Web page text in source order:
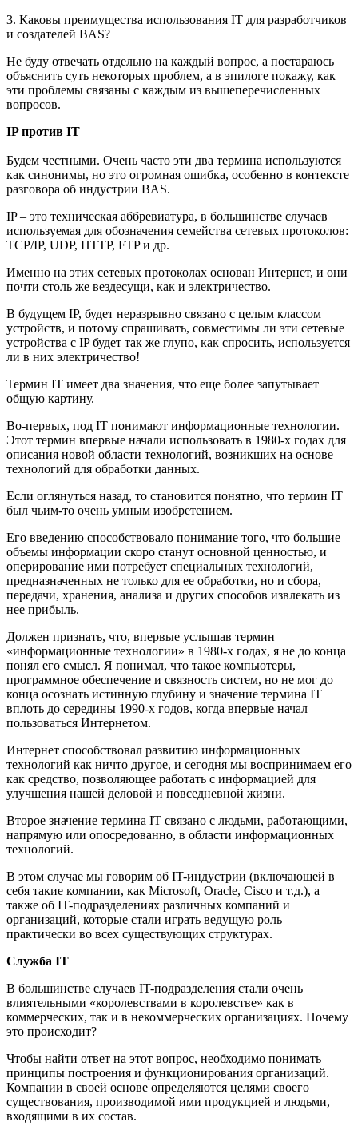
3. Каковы преимущества использования IT для разработчиков
и создателей BAS?
Не буду отвечать отдельно на каждый вопрос, а постараюсь
объяснить суть некоторых проблем, а в эпилоге покажу, как
эти проблемы связаны с каждым из вышеперечисленных
вопросов.
IP против IT
Будем честными. Очень часто эти два термина используются
как синонимы, но это огромная ошибка, особенно в контексте
разговора об индустрии BAS.
IP – это техническая аббревиатура, в большинстве случаев
используемая для обозначения семейства сетевых протоколов:
TCP/IP, UDP, HTTP, FTP и др.
Именно на этих сетевых протоколах основан Интернет, и они
почти столь же вездесущи, как и электричество.
В будущем IP, будет неразрывно связано с целым классом
устройств, и потому спрашивать, совместимы ли эти сетевые
устройства с IP будет так же глупо, как спросить, используется
ли в них электричество!
Термин IT имеет два значения, что еще более запутывает
общую картину.
Во-первых, под IT понимают информационные технологии.
Этот термин впервые начали использовать в 1980-х годах для
описания новой области технологий, возникших на основе
технологий для обработки данных.
Если оглянуться назад, то становится понятно, что термин IT
был чьим-то очень умным изобретением.
Его введению способствовало понимание того, что большие
объемы информации скоро станут основной ценностью, и
оперирование ими потребует специальных технологий,
предназначенных не только для ее обработки, но и сбора,
передачи, хранения, анализа и других способов извлекать из
нее прибыль.
Должен признать, что, впервые услышав термин
«информационные технологии» в 1980-х годах, я не до конца
понял его смысл. Я понимал, что такое компьютеры,
программное обеспечение и связность систем, но не мог до
конца осознать истинную глубину и значение термина IT
вплоть до середины 1990-х годов, когда впервые начал
пользоваться Интернетом.
Интернет способствовал развитию информационных
технологий как ничто другое, и сегодня мы воспринимаем его
как средство, позволяющее работать с информацией для
улучшения нашей деловой и повседневной жизни.
Второе значение термина IT связано с людьми, работающими,
напрямую или опосредованно, в области информационных
технологий.
В этом случае мы говорим об IT-индустрии (включающей в
себя такие компании, как Microsoft, Oracle, Cisco и т.д.), а
также об IT-подразделениях различных компаний и
организаций, которые стали играть ведущую роль
практически во всех существующих структурах.
Служба IT
В большинстве случаев IT-подразделения стали очень
влиятельными «королевствами в королевстве» как в
коммерческих, так и в некоммерческих организациях. Почему
это происходит?
Чтобы найти ответ на этот вопрос, необходимо понимать
принципы построения и функционирования организаций.
Компании в своей основе определяются целями своего
существования, производимой ими продукцией и людьми,
входящими в их состав.